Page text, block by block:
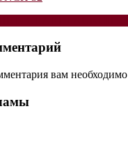
вам необходимо